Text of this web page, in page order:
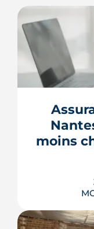
moins